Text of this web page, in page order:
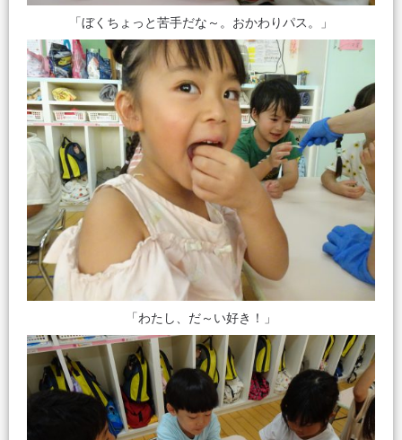
「ぼくちょっと苦手だな～。おかわりパス。」
「わたし、だ～い好き！」